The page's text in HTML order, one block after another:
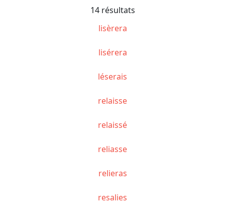
14 résultats
lisèrera
lisérera
léserais
relaisse
relaissé
reliasse
relieras
resalies